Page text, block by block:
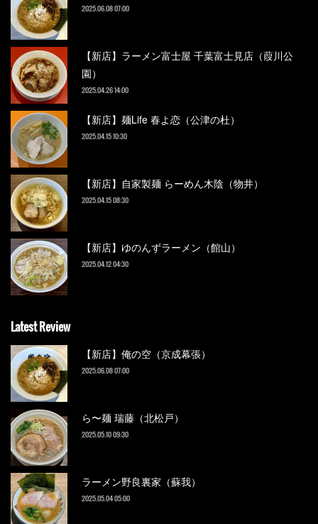
2025.06.08 07:00
【新店】ラーメン富士屋 千葉富士見店（葭川公
園）
2025.04.26 14:00
【新店】麺Life 春よ恋（公津の杜）
2025.04.15 10:30
【新店】自家製麺 らーめん木陰（物井）
2025.04.15 08:30
【新店】ゆのんずラーメン（館山）
2025.04.12 04:30
Latest Review
【新店】俺の空（京成幕張）
2025.06.08 07:00
ら〜麺 瑞藤（北松戸）
2025.05.10 09:30
ラーメン野良裏家（蘇我）
2025.05.04 05:00